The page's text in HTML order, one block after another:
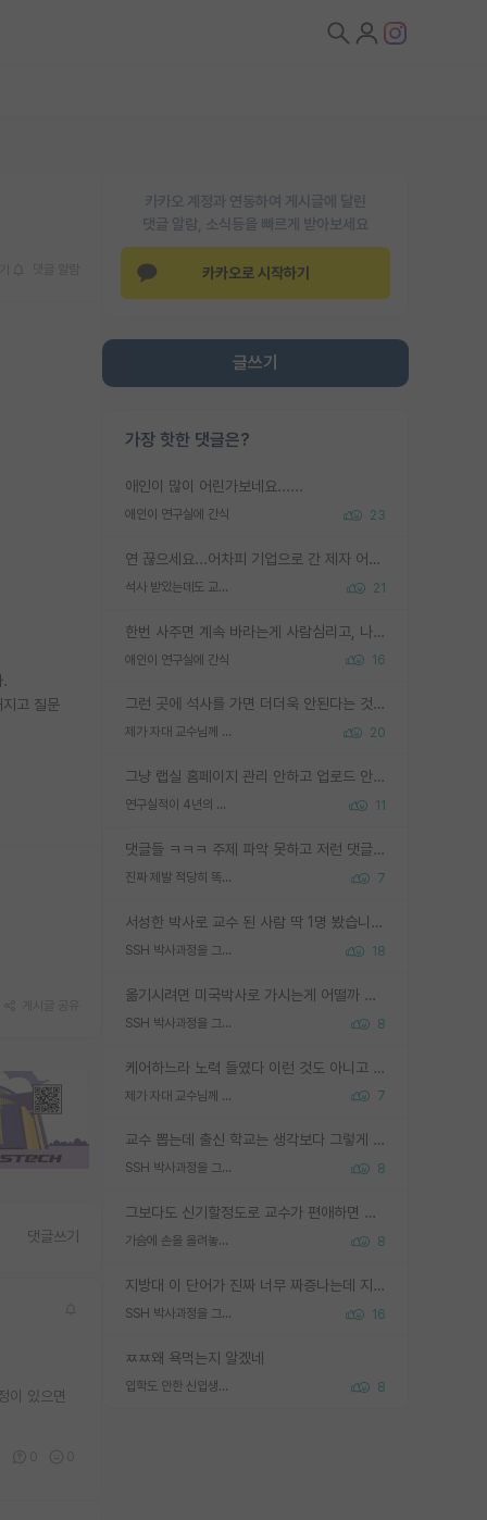
카카오 계정과 연동하여 게시글에 달린
댓글 알람, 소식등을 빠르게 받아보세요
카카오로 시작하기
글쓰기
가장 핫한 댓글은?
애인이 많이 어린가보네요......
애인이 연구실에 간식 23
연 끊으세요...어차피 기업으로 간 제자 어떻게 못합니다. 기업에서는 교수들 사기꾼으로 보는 시선도 강하고, 앞에서나 교수님하고 떠받들어주지 많이 무시합니다. 영향력도 0에 수렴합니다. 그리고 생각해보십시오. 석사로 기업간 제자가 무슨 힘이 있다고 과제를 달라고 합니까? 말만 교수지 무능력자라고 생각합니다. 세금이 아깝습니다.
석사 받았는데도 교수랑 연락한다. 21
한번 사주면 계속 바라는게 사람심리고, 나중에 안사주면 말이 나옵니다. 그리고 작성자분 커플이 한번 그런 행동을 하면, 선례로 남아 이상하게도 문화로 자리잡을수도 있습니다. 애꿎은 다른 학생들은 생각도 안했는데, 간식을 사가야하는 피해를 볼 수 있습니다. 다 경험에서 우러나온 댓글입니다... 제발 이상한 선례를 만들지 마세요.
애인이 연구실에 간식 16
그런 곳에 석사를 가면 더더욱 안된다는 것을 깨달으시면 된겁니다!
제가 자대 교수님께 무례하게 행동한 걸까요? 20
그냥 랩실 홈페이지 관리 안하고 업로드 안한거 아님?
연구실적이 4년의 공백이 있는거 어떻게 생각하냐 11
댓글들 ㅋㅋㅋ 주제 파악 못하고 저런 댓글들을 쓰네. 조직에 인간이 얼마나 중요한데 걱정될 수도 있지 ㅋㅋ 본인들은 퍽이나 잘하나봐 ? 현실은 남들한테 욕 안 먹는 1인분만 하는 것도 힘들텐데 ?
진짜 제발 적당히 똑똑한 박사과정이라도 위에 있었으면.. 7
서성한 박사로 교수 된 사람 딱 1명 봤습니다. 근데 지방대 박사로 교수된 거는 기적이 일어나야되요. 서성한 학부부터여도 빡센게 교수임용일텐데 지방대박사로 무슨 교수가 되나요...... 중소기업/중견기업 팀장급/연구소장급이나 될거 같네요.
SSH 박사과정을 그만두고 지방대 박사로 옮기면 교수의 꿈은 끝일까요? 18
옮기시려면 미국박사로 가시는게 어떨까 싶네요. 교수가 꿈이면 미국박사 하고 미국교수 까지 같이 노리시는게 기회가 많지 않을까요?
SSH 박사과정을 그만두고 지방대 박사로 옮기면 교수의 꿈은 끝일까요? 8
케어하느라 노력 들였다 이런 것도 아니고 뭔 기술을 들고 튀어요... 학부생한테 알려준 걸 '기술 들고 튄다' 정도로 표현할 정도의 집단이면 얼마나 그 연구의 깊이가 얕은건가요?
제가 자대 교수님께 무례하게 행동한 걸까요? 7
교수 뽑는데 출신 학교는 생각보다 그렇게 안 봄. 앞으로는 더 안 보게 될거임. 박사는 어디서 진행해도 됨. 단, 제대로 쌓고 좋은 실적 만들 수 있다면. 그런데 지방대는 그럴 가능성이 지극히 낮음. 나만 열심히 잘 하면 된다? 인간은 주변 환경에 지배되는 나약한 존재임. 주변의 지방대 대학원생과 섞이고 지방 특유의 여유로움 또는 나쁘게 얘기해서 나태함에 젖어 살다보면 교수의 꿈 자체를 잊어버리게 될 가능성도 있음. 주변 환경이 70~80%임.
SSH 박사과정을 그만두고 지방대 박사로 옮기면 교수의 꿈은 끝일까요? 8
그보다도 신기할정도로 교수가 편애하면 그사람만 논문이 되더라구요 내용이 다른 사람보다 허접해도요
가슴에 손을 올려놓고 싫어하는 사람 불공정하게 리뷰 8
지방대 이 단어가 진짜 너무 짜증나는데 지방대면 다 그냥 쓰레기인가요? 무슨 말 같지도 않은 댓글들이 있는건지??? 지방에도 충분히 좋은 대학 많고 충분히 잘하는 교수님들 많습니다 포항공대 4개 IST 대표 지거국들 여기 모두 다 지방에 있고 여기 출신들 중에 교수하는 분들 적지 않습니다 지거국 출신이 무슨 교수를 하냐?라고 생각할 사람들 많은데 상위 대표 지거국에 아웃라이어들 많습니다 결국 개인의 연구역량과 실적이 중요합니다 이 역량을 펼치는데 있어서 지도교수와의 합도 중요합니다. 그리고 경력이 필요하면 해외포닥까지 다녀오세요
SSH 박사과정을 그만두고 지방대 박사로 옮기면 교수의 꿈은 끝일까요? 16
ㅉㅉ왜 욕먹는지 알겠네
입학도 안한 신입생이 원래 관심을 받나요 8
.
고 질문
댓글쓰기
이 있으면